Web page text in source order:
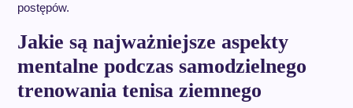
postępów.
Jakie są najważniejsze aspekty
mentalne podczas samodzielnego
trenowania tenisa ziemnego